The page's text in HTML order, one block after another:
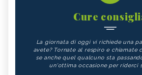
Cure
La giornata di oggi vi richiede una
avete? Tornate al respiro e chiamate
se anche quel qualcuno sta
un'ottima occasione per riderci